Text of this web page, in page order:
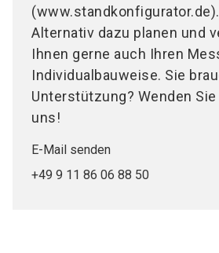
(www.standkonfigurator.de).
Alternativ dazu planen und
Ihnen gerne auch Ihren
Individualbauweise. Sie
Unterstützung? Wenden
uns!
E-Mail senden
+49 9 11 86 06 88 50